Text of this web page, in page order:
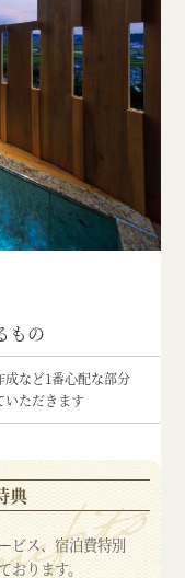
もの
など1番心配な部分
いただきます
典
ビス、宿泊費特別
おります。